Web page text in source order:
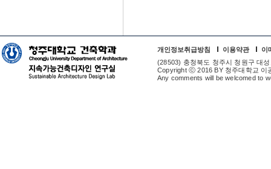
개인정보취급방침 이용약관
이
(28503) 충청북도 청주시 청원구 대
Copyright ⓒ 2016 BY 청주대학교 이
Any comments will be welcomed to